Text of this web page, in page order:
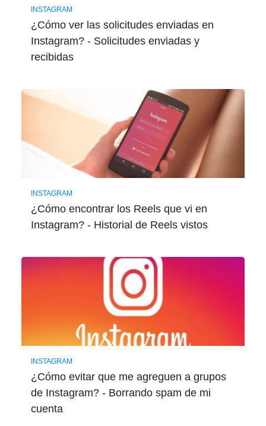
INSTAGRAM
¿Cómo ver las solicitudes enviadas en
Instagram? - Solicitudes enviadas y
recibidas
INSTAGRAM
¿Cómo encontrar los Reels que vi en
Instagram? - Historial de Reels vistos
INSTAGRAM
¿Cómo evitar que me agreguen a grupos
de Instagram? - Borrando spam de mi
cuenta